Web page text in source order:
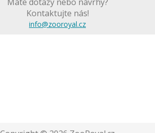
Kontaktujte nás!
info@zooroyal.cz